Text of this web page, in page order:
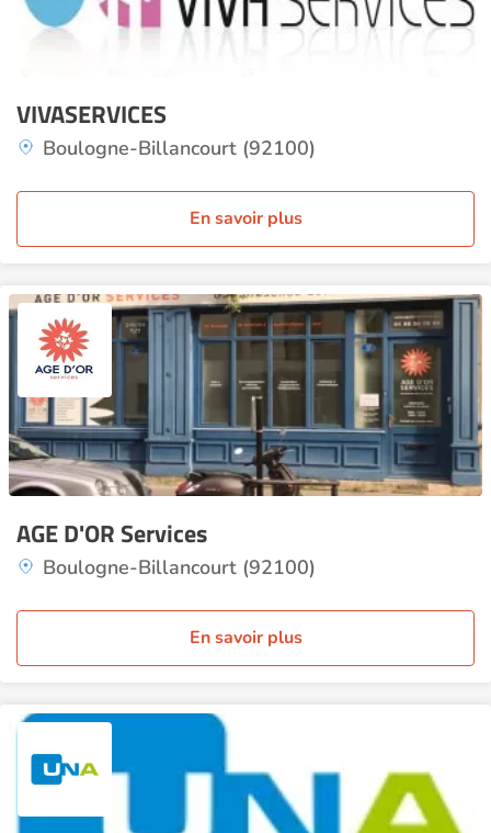
VIVASERVICES
Boulogne-Billancourt (92100)
En savoir plus
AGE D'OR Services
Boulogne-Billancourt (92100)
En savoir plus